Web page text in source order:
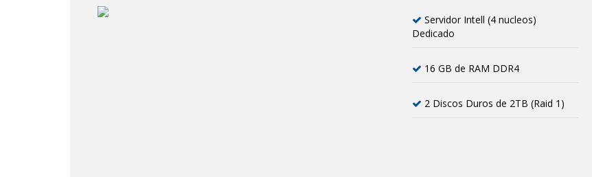
Servidor Intell (4 nucleos)
Dedicado
16 GB de RAM DDR4
2 Discos Duros de 2TB (Raid 1)